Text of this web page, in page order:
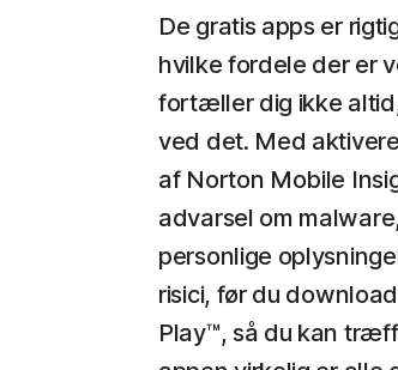
De gratis apps er
hvilke fordele der er
fortæller dig ikke
ved det. Med
af Norton Mobile
advarsel om
personlige
risici, før du
Play™, så du kan